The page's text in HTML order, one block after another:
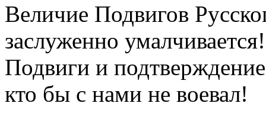
Величие Подвигов
заслуженно
Подвиги и
кто бы с нами не воевал!